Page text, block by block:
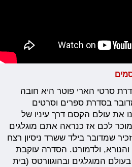
סרטי הארי פוטר היא חובה
בסדרת ספרים וסרטים
את עולם הקסם דרך עיניו של
לכם אז כנראה אתם מוגלגים
שמדובר בילד ששרד ניסיון רצח
ולדמורט. הסדרה עוקבת
המוגלגים ובהוגוורטס (בית